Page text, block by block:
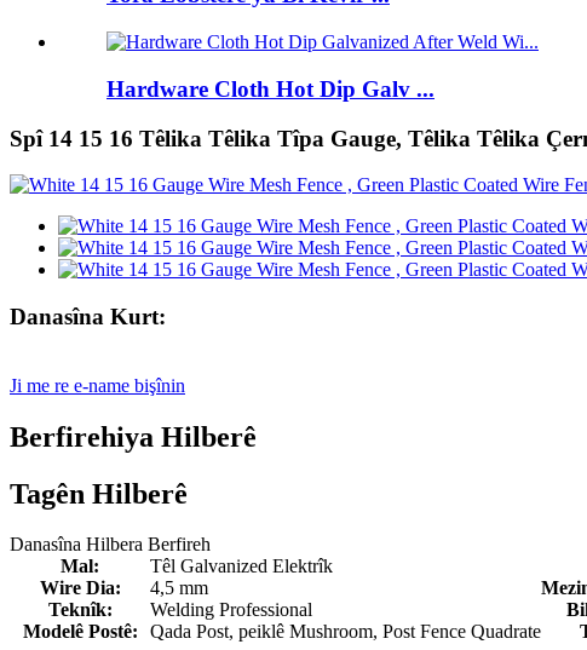
Hardware Cloth Hot Dip Galv ...
Spî 14 15 16 Têlika Têlika Tîpa Gauge, Têlika Têlika
Danasîna Kurt:
Ji me re e-name bişînin
Berfirehiya Hilberê
Tagên Hilberê
Danasîna Hilbera Berfireh
Mal:
Têl Galvanized Elektrîk
Wire Dia:
4,5 mm
Teknîk:
Welding Professional
Modelê Postê:
Qada Post, peiklê Mushroom, Post Fence Quadrate